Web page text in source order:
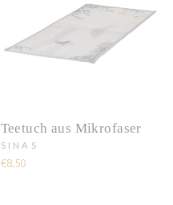
Teetuch aus Mikrofaser
SINAS
€8,50